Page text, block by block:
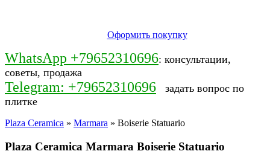
Оформить покупку
WhatsApp +79652310696: консультации,
советы, продажа
Telegram: +79652310696
задать вопрос по
плитке
Plaza Ceramica » Marmara » Boiserie Statuario
Plaza Ceramica Marmara Boiserie Statuario